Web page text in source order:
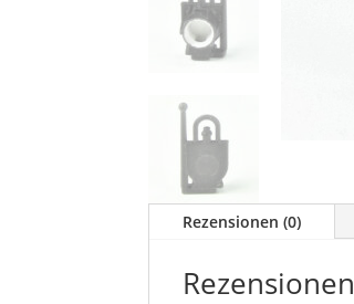
Rezensionen (0)
Rezensionen